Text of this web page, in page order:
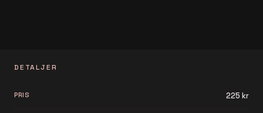
DETALJER
PRIS 225 kr